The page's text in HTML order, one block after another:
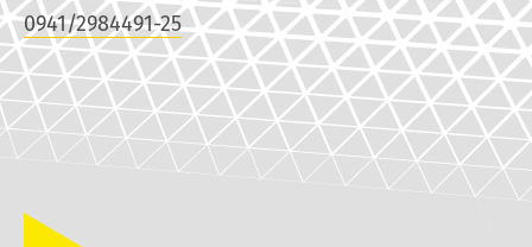
0941/2984491-25